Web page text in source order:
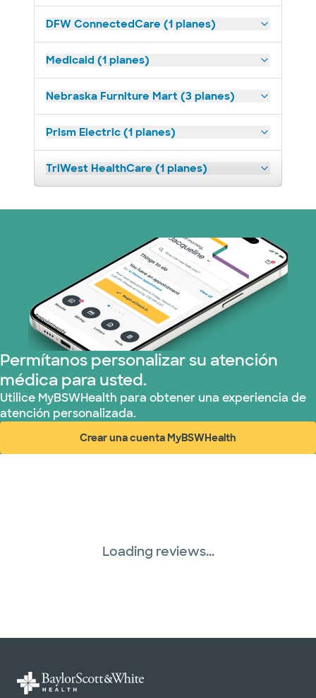
DFW ConnectedCare (1 planes)
Medicaid (1 planes)
Nebraska Furniture Mart (3 planes)
Prism Electric (1 planes)
TriWest HealthCare (1 planes)
Permítanos personalizar su atención
médica para usted.
Utilice MyBSWHealth para obtener una experiencia de
atención personalizada.
Crear una cuenta MyBSWHealth
(abre en ventana nueva)
Loading reviews...